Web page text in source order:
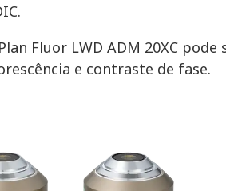
Fluor LWD ADM 20XC
e contraste de fase.